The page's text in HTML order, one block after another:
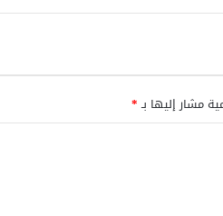
مشار إليها بـ*